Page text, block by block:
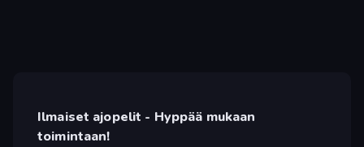
Ilmaiset ajopelit - Hyppää mukaan
toimintaan!